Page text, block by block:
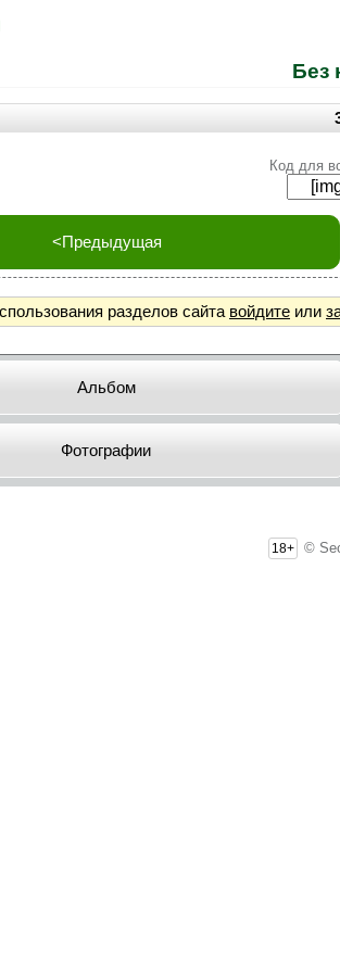
Без
Код для
<Предыдущая
разделов сайта войдите или
Альбом
Фотографии
18+ ©